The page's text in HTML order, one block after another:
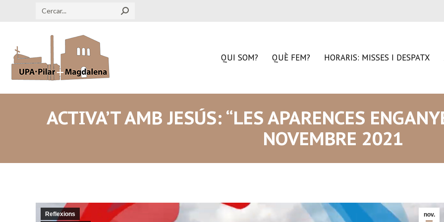
Search:
QUI SOM? QUÈ FEM? HORARIS: MISSES I DESPATX
ACTIVA’T AMB JESÚS: “LES APARENCES
NOVEMBRE 2021
nov.
Reflexions